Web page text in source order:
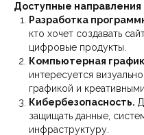
Доступные направления
Разработка
кто хочет создавать
цифровые продукты.
Компьютерная
интересуется
графикой и
Кибербезопасность.
защищать данные,
инфраструктуру.